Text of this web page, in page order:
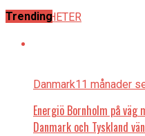
ALLA NYHETER
Trending
Danmark11 månader
Energiö Bornholm på
Danmark och Tyskland